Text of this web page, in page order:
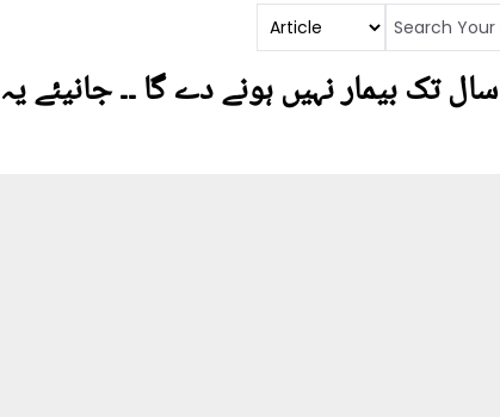
ایک ایسا پتہ جو آپ کو 80 سال تک بیمار نہیں ہونے دے گا